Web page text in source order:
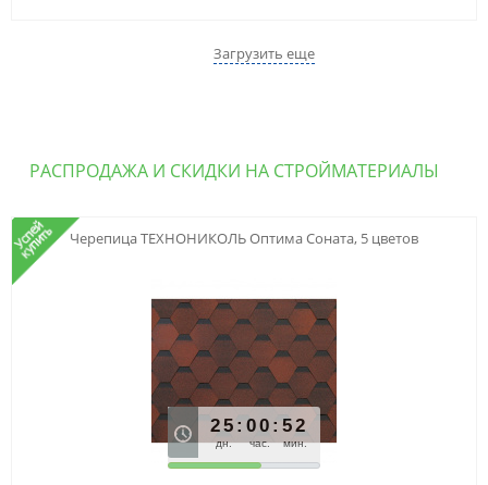
Загрузить еще
РАСПРОДАЖА И СКИДКИ НА СТРОЙМАТЕРИАЛЫ
Черепица ТЕХНОНИКОЛЬ Оптима Соната, 5 цветов
25
дн.
: 00
час.
: 52
мин.